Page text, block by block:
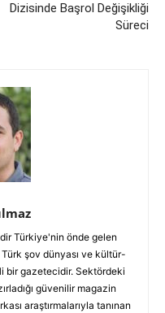
Dizisinde Başrol Değişikliği
Süreci
Türkiye'nin önde gelen
şov dünyası ve kültür-
bir gazetecidir. Sektördeki
güvenilir magazin
araştırmalarıyla tanınan